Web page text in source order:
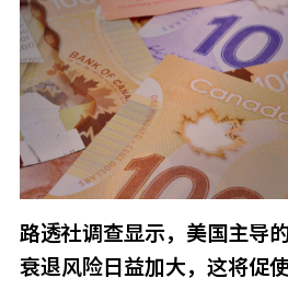
路透社调查显示，美国主导
衰退风险日益加大，这将促